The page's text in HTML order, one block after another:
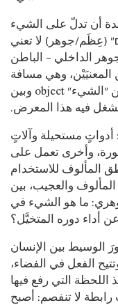
أن تدلّ على الشيء
(عِظَم/جوهر) لا تعني
الداخلي – الباطن
المعنيَيْن، وهي مسافة
تفككها اللغات الأخرى عبر تمييز بين "الشيء" object وبين
أدواتٍ مستحيلة وآلاتٍ
وأخرى تعمل على
المألوف للاستخدام
المألوف والعجيب، بين
ما هو الشيء في
أداء دوره المتخيَّل؟
الوسيط بين الإنسان
الفعل في الفضاء،
اللحظة التي رفع فيها
رابطة لا تنفصم: أصبح